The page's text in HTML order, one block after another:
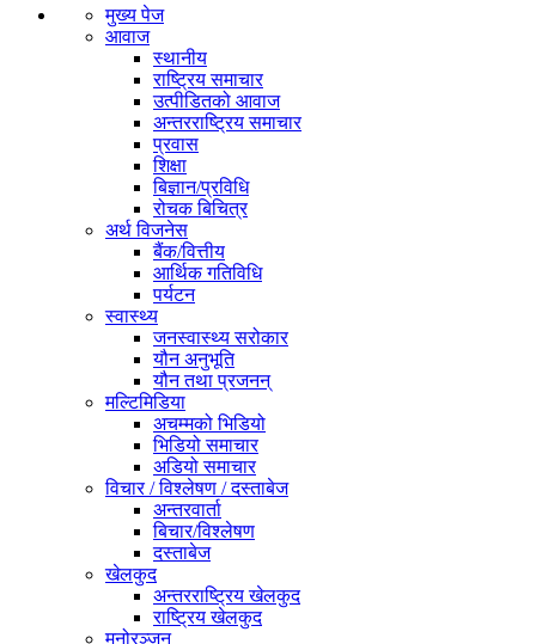
मुख्य पेज
आवाज
स्थानीय
राष्ट्रिय समाचार
उत्पीडितको आवाज
अन्तरराष्ट्रिय समाचार
प्रवास
शिक्षा
बिज्ञान/प्रविधि
रोचक बिचित्र
अर्थ विजनेस
बैंक/वित्तीय
आर्थिक गतिविधि
पर्यटन
स्वास्थ्य
जनस्वास्थ्य सरोकार
यौन अनुभूति
यौन तथा प्रजनन्
मल्टिमिडिया
अचम्मको भिडियो
भिडियो समाचार
अडियो समाचार
विचार / विश्लेषण / दस्ताबेज
अन्तरवार्ता
बिचार/विश्लेषण
दस्ताबेज
खेलकुद
अन्तरराष्ट्रिय खेलकुद
राष्ट्रिय खेलकुद
मनोरञ्जन